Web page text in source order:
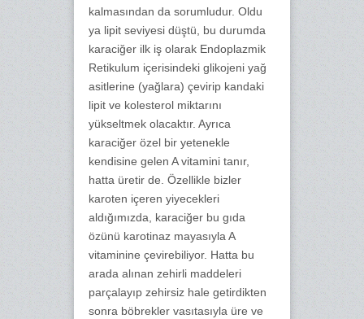
kalmasından da sorumludur. Oldu
ya lipit seviyesi düştü, bu durumda
karaciğer ilk iş olarak Endoplazmik
Retikulum içerisindeki glikojeni yağ
asitlerine (yağlara) çevirip kandaki
lipit ve kolesterol miktarını
yükseltmek olacaktır. Ayrıca
karaciğer özel bir yetenekle
kendisine gelen A vitamini tanır,
hatta üretir de. Özellikle bizler
karoten içeren yiyecekleri
aldığımızda, karaciğer bu gıda
özünü karotinaz mayasıyla A
vitaminine çevirebiliyor. Hatta bu
arada alınan zehirli maddeleri
parçalayıp zehirsiz hale getirdikten
sonra böbrekler vasıtasıyla üre ve